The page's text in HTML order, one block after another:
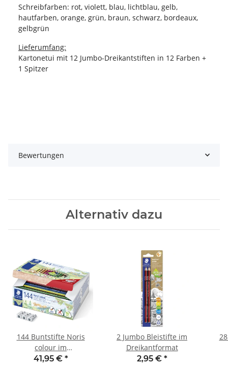
Schreibfarben: rot, violett, blau, lichtblau, gelb,
hautfarben, orange, grün, braun, schwarz, bordeaux,
gelbgrün
Lieferumfang:
Kartonetui mit 12 Jumbo-Dreikantstiften in 12 Farben +
1 Spitzer
Bewertungen
Alternativ dazu
144 Buntstifte Noris
colour im
Dreikantformat
41,95 € *
2 Jumbo Bleistifte im
Dreikantformat
2,95 € *